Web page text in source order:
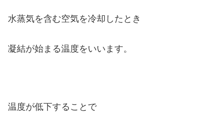
水蒸気を含む空気を冷却したとき
凝結が始まる温度をいいます。
温度が低下することで